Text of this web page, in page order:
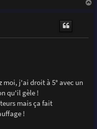
moi, j'ai droit à 5° avec un
qu'il gèle !
mais ça fait
!